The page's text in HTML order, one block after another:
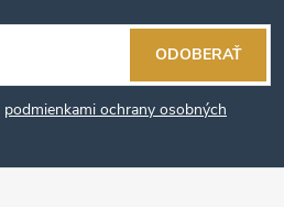
podmienkami ochrany osobných
ODOBERAŤ